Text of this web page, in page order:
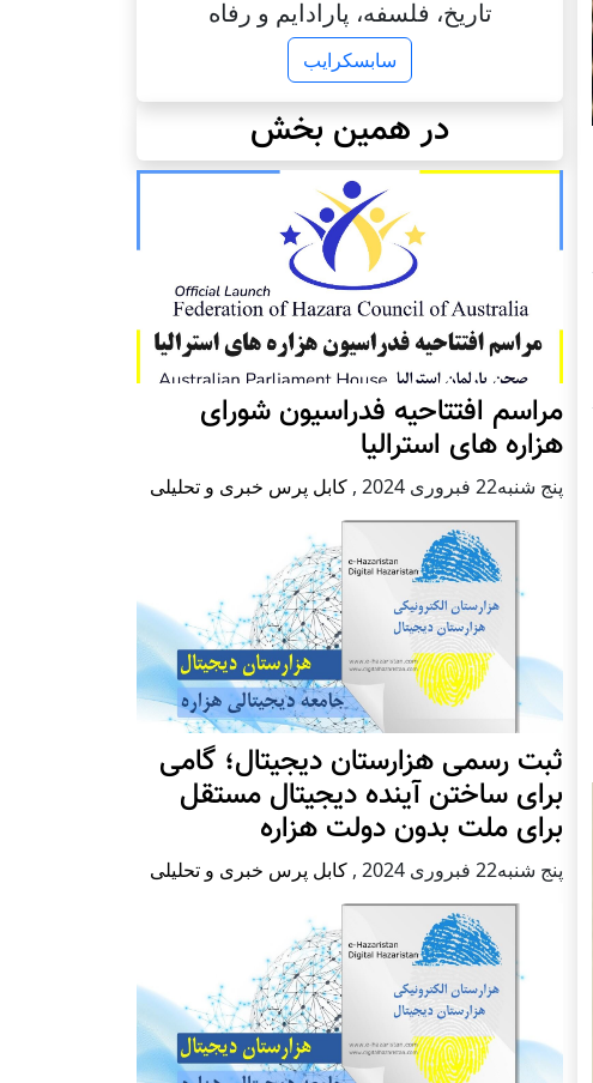
تاریخ، فلسفه، پارادایم و رفاه
سابسکرایب
در همین بخش
مراسم افتتاحیه فدراسیون شورای
هزاره های استرالیا
پنج شنبه22 فبروری 2024 , کابل پرس خبری و تحلیلی
ثبت رسمی هزارستان دیجیتال؛ گامی
برای ساختن آینده دیجیتال مستقل
برای ملت بدون دولت هزاره
پنج شنبه22 فبروری 2024 , کابل پرس خبری و تحلیلی